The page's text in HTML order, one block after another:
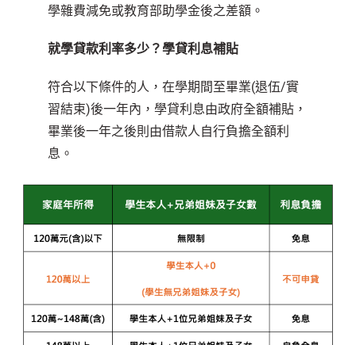
學雜費減免或教育部助學金後之差額。
就學貸款利率多少？學貸利息補貼
符合以下條件的人，在學期間至畢業(退伍/實
習結束)後一年內，學貸利息由政府全額補貼，
畢業後一年之後則由借款人自行負擔全額利
息。